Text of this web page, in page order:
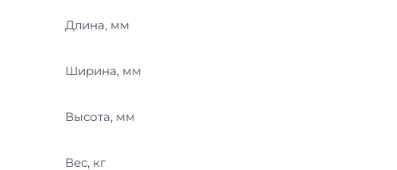
Длина, мм
Ширина, мм
Высота, мм
Вес, кг